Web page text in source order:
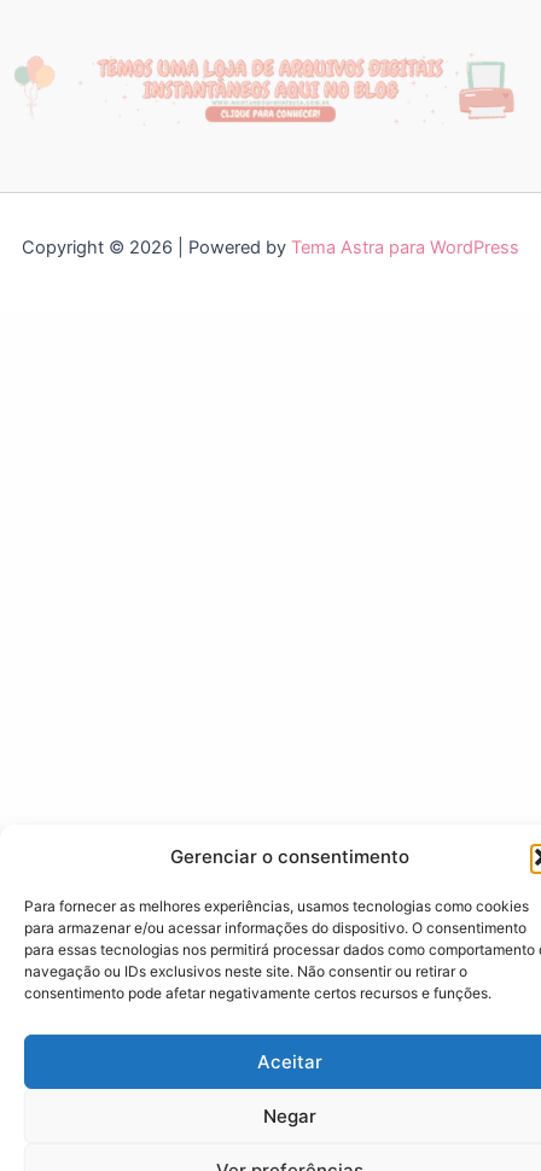
Gerenciar o consentimento
Para fornecer as melhores experiências, usamos tecnologias como cookies
para armazenar e/ou acessar informações do dispositivo. O consentimento
para essas tecnologias nos permitirá processar dados como comportamento
navegação ou IDs exclusivos neste site. Não consentir ou retirar o
consentimento pode afetar negativamente certos recursos e funções.
Aceitar
Negar
Copyright © 2026 | Powered by Tema Astra para WordPress